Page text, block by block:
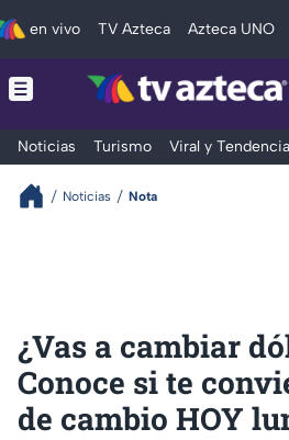
en vivo TV Azteca Azteca UNO
Noticias Turismo Viral y Tendencia
Noticias Nota
¿Vas a cambiar
Conoce si te
de cambio HOY